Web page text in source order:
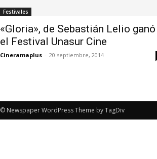
Festivales
«Gloria», de Sebastián Lelio ganó
el Festival Unasur Cine
Cineramaplus - 20 septiembre, 2014
© Newspaper WordPress Theme by TagDiv